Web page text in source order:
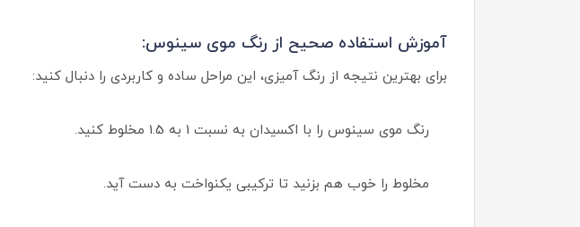
آموزش استفاده صحیح از رنگ موی سینوس:
برای بهترین نتیجه از رنگ آمیزی، این مراحل ساده و کاربردی را دنبال کنید:
رنگ موی سینوس را با اکسیدان به نسبت 1 به 1.5 مخلوط کنید.
مخلوط را خوب هم بزنید تا ترکیبی یکنواخت به دست آید.